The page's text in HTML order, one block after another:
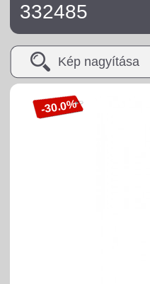
332485
-30.0%
Kép nagyítása